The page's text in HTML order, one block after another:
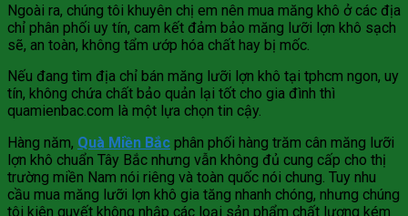
Ngoài ra, chúng tôi khuyên chị em nên mua măng khô ở các địa
chỉ phân phối uy tín, cam kết đảm bảo măng lưỡi lợn khô sạch
sẽ, an toàn, không tẩm ướp hóa chất hay bị mốc.
Nếu đang tìm địa chỉ bán măng lưỡi lợn khô tại tphcm ngon, uy
tín, không chứa chất bảo quản lại tốt cho gia đình thì
quamienbac.com là một lựa chọn tin cậy.
Hàng năm, Quà Miền Bắc phân phối hàng trăm cân măng lưỡi
lợn khô chuẩn Tây Bắc nhưng vẫn không đủ cung cấp cho thị
trường miền Nam nói riêng và toàn quốc nói chung. Tuy nhu
cầu mua măng lưỡi lợn khô gia tăng nhanh chóng, nhưng chúng
tôi kiên quyết không nhập các loại sản phẩm chất lượng kém